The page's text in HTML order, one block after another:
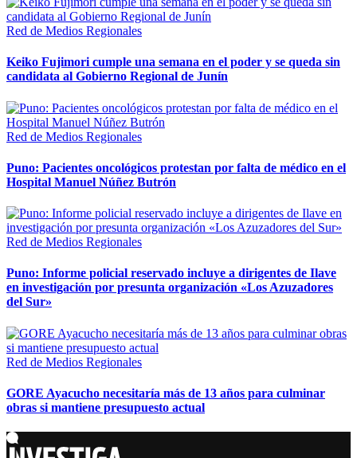
Red de Medios Regionales
Keiko Fujimori cumple una semana en el poder y se queda sin
candidata al Gobierno Regional de Junín
Red de Medios Regionales
Puno: Pacientes oncológicos protestan por falta de médico en el
Hospital Manuel Núñez Butrón
Red de Medios Regionales
Puno: Informe policial reservado incluye a dirigentes de Ilave
en investigación por presunta organización «Los Azuzadores
del Sur»
Red de Medios Regionales
GORE Ayacucho necesitaría más de 13 años para culminar
obras si mantiene presupuesto actual